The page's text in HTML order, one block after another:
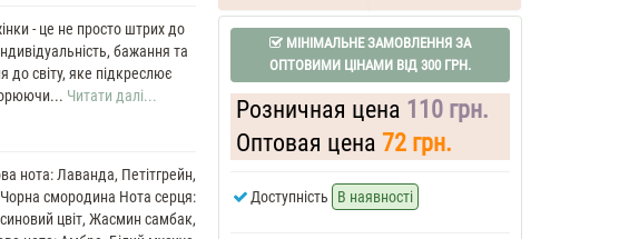
- це не просто штрих до
бажання та
світу, яке підкреслює
Читати далі...
нота: Лаванда, Петітгрейн,
смородина Нота серця:
цвіт, Жасмин самбак,
МІНІМАЛЬНЕ ЗАМОВЛЕННЯ ЗА
ОПТОВИМИ ЦІНАМИ ВІД 300 ГРН.
Розничная цена 110 грн.
Оптовая цена 72 грн.
Доступність В наявності